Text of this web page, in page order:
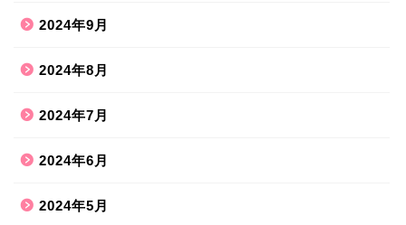
2024年9月
2024年8月
2024年7月
2024年6月
2024年5月